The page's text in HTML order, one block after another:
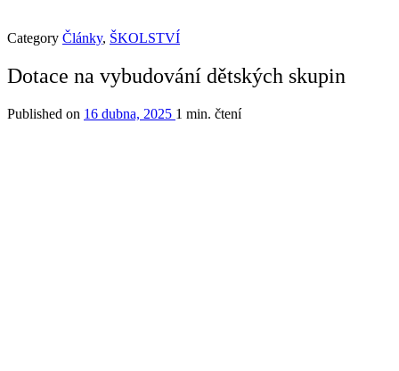
Category Články, ŠKOLSTVÍ
Dotace na vybudování dětských skupin
Published on 16 dubna, 2025 1 min. čtení